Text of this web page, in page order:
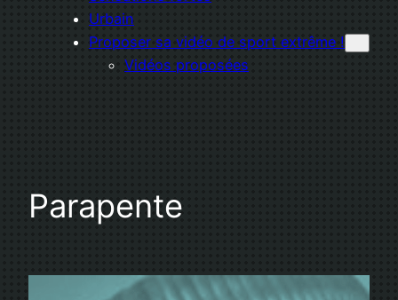
Urbain
Proposer sa vidéo de sport extrême !
Vidéos proposées
Parapente